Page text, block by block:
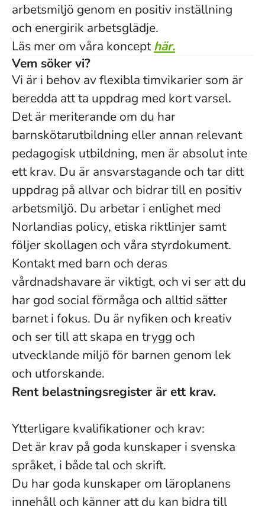
arbetsmiljö genom en positiv inställning
och energirik arbetsglädje.
Läs mer om våra koncepthär.
Vem söker vi?
Vi är i behov av flexibla timvikarier som är
beredda att ta uppdrag med kort varsel.
Det är meriterande om du har
barnskötarutbildning eller annan relevant
pedagogisk utbildning, men är absolut inte
ett krav. Du är ansvarstagande och tar ditt
uppdrag på allvar och bidrar till en positiv
arbetsmiljö. Du arbetar i enlighet med
Norlandias policy, etiska riktlinjer samt
följer skollagen och våra styrdokument.
Kontakt med barn och deras
vårdnadshavare är viktigt, och vi ser att du
har god social förmåga och alltid sätter
barnet i fokus. Du är nyfiken och kreativ
och ser till att skapa en trygg och
utvecklande miljö för barnen genom lek
och utforskande.
Rent belastningsregister är ett krav.
Ytterligare kvalifikationer och krav:
Det är krav på goda kunskaper i svenska
språket, i både tal och skrift.
Du har goda kunskaper om läroplanens
innehåll och känner att du kan bidra till